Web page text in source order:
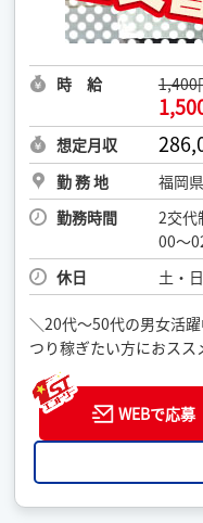
時 給 1,400
想定月収
勤 務 地
福岡
勤務時間
2交代
00〜
休日
土・日
＼20代〜50代の男女活
つり稼ぎたい方におスス
WEBで応募